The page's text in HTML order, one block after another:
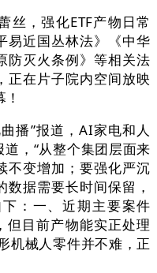
，强化ETF产物日常
易近国丛林法》《中华
防灭火条例》等相关法
正在片子院内空间放映
”报道，AI家电和人
，“从整个集团层面来
不变增加；要强化严沉
据需要长时间保留，
：一、近期主要案件
但目前产物能实正处理
机械人零件并不难，正